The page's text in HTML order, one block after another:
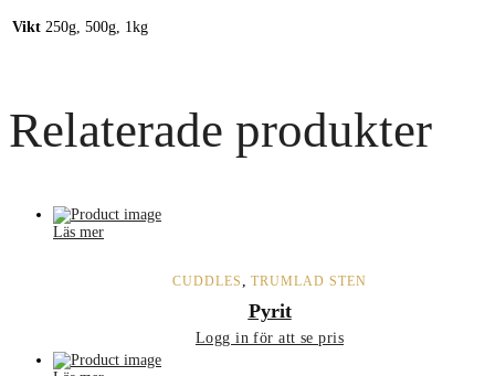
Vikt 250g, 500g, 1kg
Relaterade produkter
Läs mer
CUDDLES ,TRUMLAD STEN
Pyrit
Logg in för att se pris